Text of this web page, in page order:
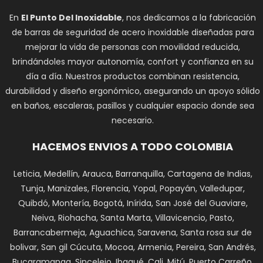
En El Punto Del Inoxidable, nos dedicamos a la fabricación
de barras de seguridad de acero inoxidable diseñadas para
mejorar la vida de personas con movilidad reducida,
brindándoles mayor autonomía, confort y confianza en su
día a día. Nuestros productos combinan resistencia,
durabilidad y diseño ergonómico, asegurando un apoyo sólido
en baños, escaleras, pasillos y cualquier espacio donde sea
necesario.
HACEMOS ENVIOS A TODO COLOMBIA
Leticia, Medellín, Arauca, Barranquilla, Cartagena de Indias,
Tunja, Manizales, Florencia, Yopal, Popayán, Valledupar,
Quibdó, Montería, Bogotá, Inírida, San José del Guaviare,
Neiva, Riohacha, Santa Marta, Villavicencio, Pasto,
Barrancabermeja, Aguachica, Saravena, Santa rosa sur de
bolivar, San gil Cúcuta, Mocoa, Armenia, Pereira, San Andrés,